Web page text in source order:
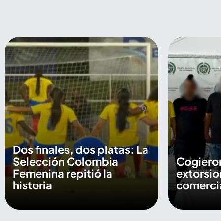
Dos finales, dos platas: La
Selección Colombia
Femenina repitió la
historia